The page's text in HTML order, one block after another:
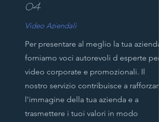
04
Video Aziendali
Per presentare al meglio la tua azienda,
forniamo voci autorevoli d esperte per
video corporate e promozionali. Il
nostro servizio contribuisce a rafforzare
l'immagine della tua azienda e a
trasmettere i tuoi valori in modo